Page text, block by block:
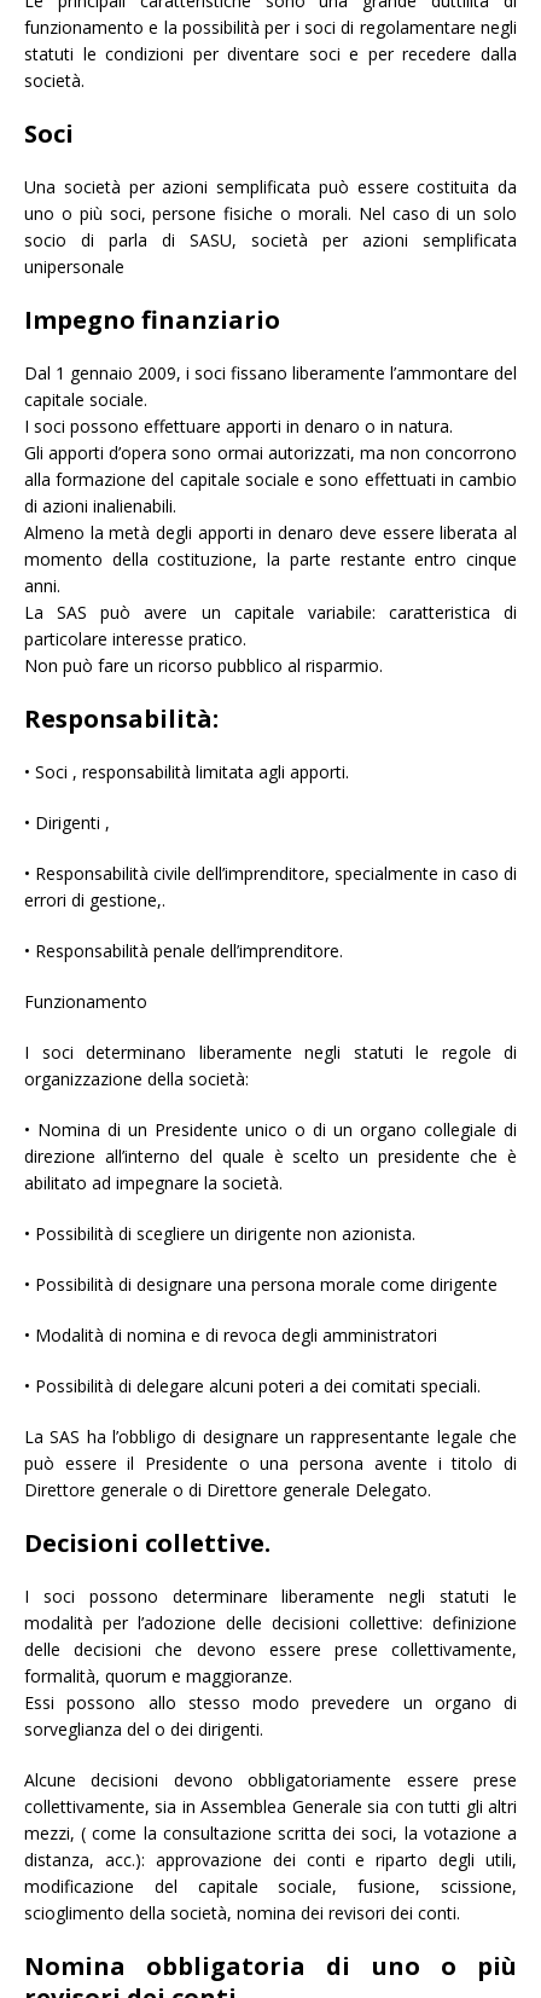
funzionamento e la possibilità per i soci di regolamentare negli
statuti le condizioni per diventare soci e per recedere dalla
società.
Soci
Una società per azioni semplificata può essere costituita da
uno o più soci, persone fisiche o morali. Nel caso di un solo
socio di parla di SASU, società per azioni semplificata
unipersonale
Impegno finanziario
Dal 1 gennaio 2009, i soci fissano liberamente l’ammontare del
capitale sociale.
I soci possono effettuare apporti in denaro o in natura.
Gli apporti d’opera sono ormai autorizzati, ma non concorrono
alla formazione del capitale sociale e sono effettuati in cambio
di azioni inalienabili.
Almeno la metà degli apporti in denaro deve essere liberata al
momento della costituzione, la parte restante entro cinque
anni.
La SAS può avere un capitale variabile: caratteristica di
particolare interesse pratico.
Non può fare un ricorso pubblico al risparmio.
Responsabilità:
• Soci , responsabilità limitata agli apporti.
• Dirigenti ,
• Responsabilità civile dell’imprenditore, specialmente in caso di
errori di gestione,.
• Responsabilità penale dell’imprenditore.
Funzionamento
I soci determinano liberamente negli statuti le regole di
organizzazione della società:
• Nomina di un Presidente unico o di un organo collegiale di
direzione all’interno del quale è scelto un presidente che è
abilitato ad impegnare la società.
• Possibilità di scegliere un dirigente non azionista.
• Possibilità di designare una persona morale come dirigente
• Modalità di nomina e di revoca degli amministratori
• Possibilità di delegare alcuni poteri a dei comitati speciali.
La SAS ha l’obbligo di designare un rappresentante legale che
può essere il Presidente o una persona avente i titolo di
Direttore generale o di Direttore generale Delegato.
Decisioni collettive.
I soci possono determinare liberamente negli statuti le
modalità per l’adozione delle decisioni collettive: definizione
delle decisioni che devono essere prese collettivamente,
formalità, quorum e maggioranze.
Essi possono allo stesso modo prevedere un organo di
sorveglianza del o dei dirigenti.
Alcune decisioni devono obbligatoriamente essere prese
collettivamente, sia in Assemblea Generale sia con tutti gli altri
mezzi, ( come la consultazione scritta dei soci, la votazione a
distanza, acc.): approvazione dei conti e riparto degli utili,
modificazione del capitale sociale, fusione, scissione,
scioglimento della società, nomina dei revisori dei conti.
Nomina obbligatoria di uno o più